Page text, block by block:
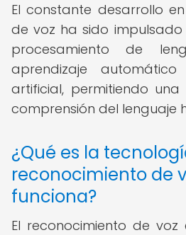
El constante desarrollo
de voz ha sido
procesamiento de
aprendizaje
artificial, permitiendo
comprensión del lenguaje
¿Qué es la
reconocimiento de
funciona?
El reconocimiento de